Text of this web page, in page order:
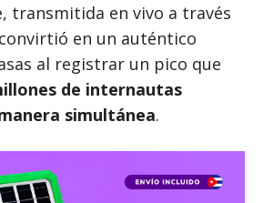
transmitida en vivo a través
en un auténtico
al registrar un pico que
de internautas
simultánea.